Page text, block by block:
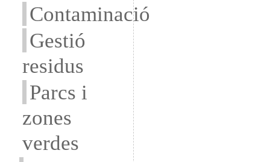
Contaminació
Gestió
residus
Parcs i
zones
verdes